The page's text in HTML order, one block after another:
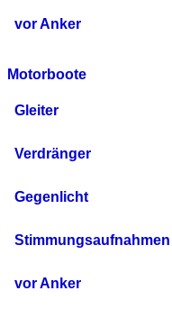
vor Anker
Motorboote
Gleiter
Verdränger
Gegenlicht
Stimmungsaufnahmen
vor Anker